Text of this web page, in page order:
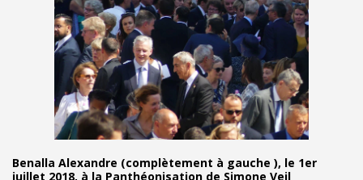
Benalla Alexandre (complètement à gauche ), le 1er
juillet 2018, à la Panthéonisation de Simone Veil